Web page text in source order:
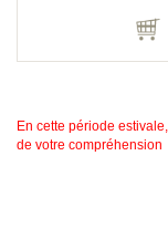
En cette période
de votre compréhension